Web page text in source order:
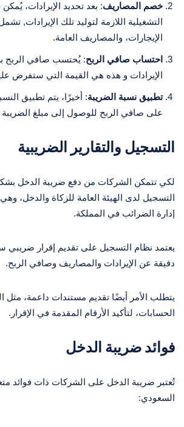
خصم المصاريف: بعد تحديد الإيرادات،
التشغيلية اللازمة لتوليد تلك الإيرادات,
الإيجارات، والمصاريف العامة.
احتساب صافي الربح: يُحتسب صافي الربح
الإيرادات و هذه هي القيمة التي ستفرض
تطبيق نسبة الضريبة: أخيرًا، يتم تطبيق
على صافي الربح للوصول إلى مبلغ
التسجيل والتقارير الضريبية
لكي تتمكن الشركات من دفع ضريبة الدخل
التسجيل لدى الهيئة العامة للزكاة والدخل،
إدارة الضرائب في المملكة.
يعتمد نظام التسجيل على تقديم إقرار
دقيقة عن الإيرادات والمصاريف وصافي الربح.
يتطلب الأمر أيضًا تقديم مستندات داعمة، مثل
الحسابات، لتأكيد الأرقام المقدمة في الإقرار.
فوائد ضريبة الدخل
تُعتبر ضريبة الدخل على الشركات ذات فوائد
السعودي: